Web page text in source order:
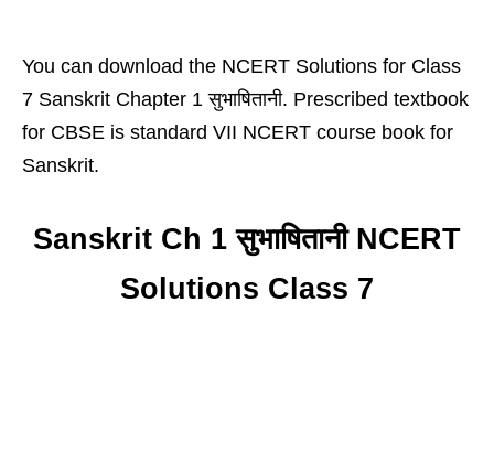
You can download the NCERT Solutions for Class
7 Sanskrit Chapter 1 सुभाषितानी. Prescribed textbook
for CBSE is standard VII NCERT course book for
Sanskrit.
Sanskrit Ch 1 सुभाषितानी NCERT
Solutions Class 7